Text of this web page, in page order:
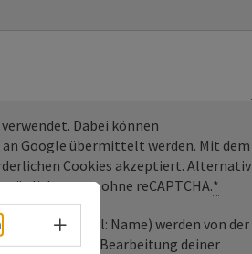
Dabei können
an Google übermittelt werden. Mit dem
Cookies akzeptiert. Alternativ
– ganz ohne reCAPTCHA.*
optional: Name) werden von der
für die Bearbeitung deiner
Sprachwahl - Menü öffnen